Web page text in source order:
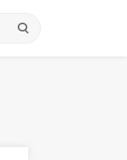
search